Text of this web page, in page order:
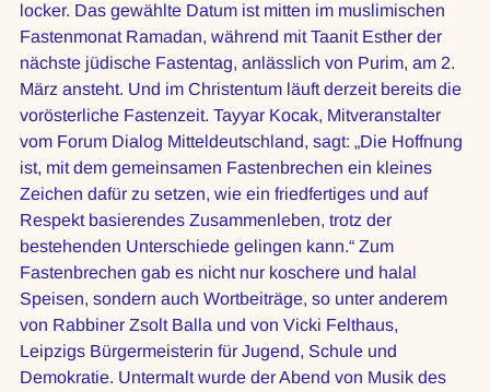
locker. Das gewählte Datum ist mitten im muslimischen
Fastenmonat Ramadan, während mit Taanit Esther der
nächste jüdische Fastentag, anlässlich von Purim, am 2.
März ansteht. Und im Christentum läuft derzeit bereits die
vorösterliche Fastenzeit. Tayyar Kocak, Mitveranstalter
vom Forum Dialog Mitteldeutschland, sagt: „Die Hoffnung
ist, mit dem gemeinsamen Fastenbrechen ein kleines
Zeichen dafür zu setzen, wie ein friedfertiges und auf
Respekt basierendes Zusammenleben, trotz der
bestehenden Unterschiede gelingen kann.“ Zum
Fastenbrechen gab es nicht nur koschere und halal
Speisen, sondern auch Wortbeiträge, so unter anderem
von Rabbiner Zsolt Balla und von Vicki Felthaus,
Leipzigs Bürgermeisterin für Jugend, Schule und
Demokratie. Untermalt wurde der Abend von Musik des